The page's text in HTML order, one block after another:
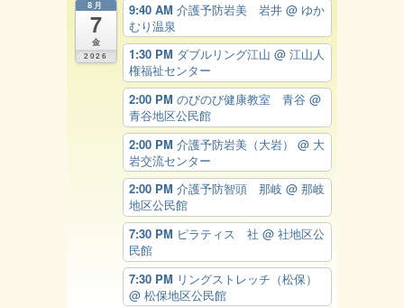
8月
7
金
2026
9:40 AM 介護予防岩美 岩井 @ ゆか
むり温泉
1:30 PM ダブルリング江山 @ 江山人
権福祉センター
2:00 PM のびのび健康教室 青谷 @
青谷地区公民館
2:00 PM 介護予防岩美（大岩） @ 大
岩交流センター
2:00 PM 介護予防智頭 那岐 @ 那岐
地区公民館
7:30 PM ピラティス 社 @ 社地区公
民館
7:30 PM リングストレッチ（松保）
@ 松保地区公民館